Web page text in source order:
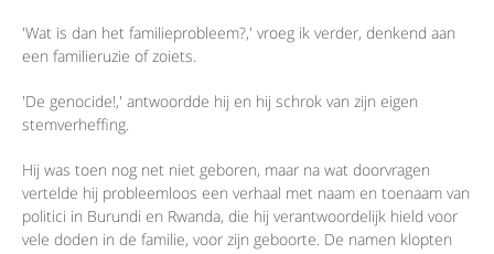
'Wat is dan het familieprobleem?,' vroeg ik verder, denkend aan
een familieruzie of zoiets.
'De genocide!,' antwoordde hij en hij schrok van zijn eigen
stemverheffing.
Hij was toen nog net niet geboren, maar na wat doorvragen
vertelde hij probleemloos een verhaal met naam en toenaam van
politici in Burundi en Rwanda, die hij verantwoordelijk hield voor
vele doden in de familie, voor zijn geboorte. De namen klopten